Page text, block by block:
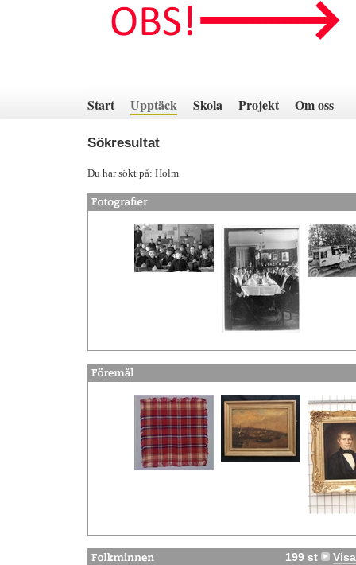
innehåll
Start Upptäck Skola Projekt Om oss
Sökresultat
Du har sökt på: Holm
199 st